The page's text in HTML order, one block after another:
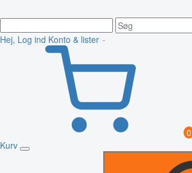
Hej, Log ind Konto & lister
0
Kurv